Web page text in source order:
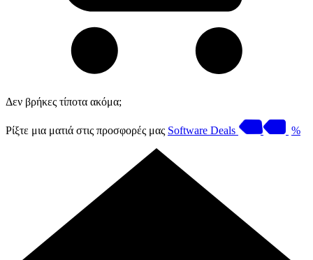
Δεν βρήκες τίποτα ακόμα;
Ρίξτε μια ματιά στις προσφορές μας Software Deals %